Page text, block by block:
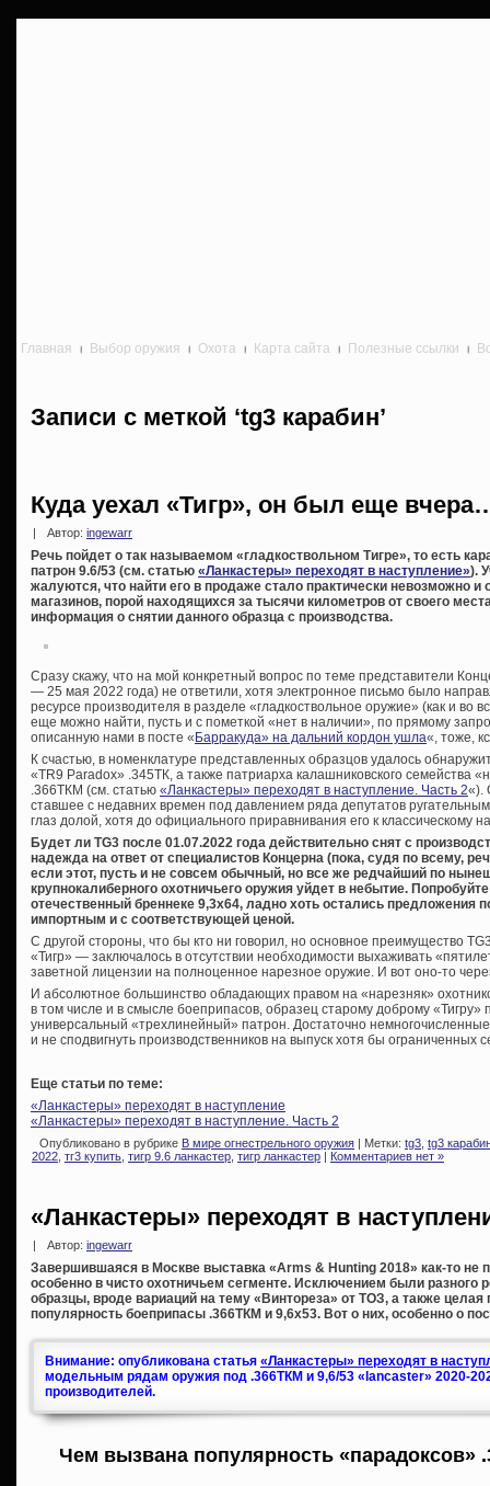
Главная Выбор оружия Охота Карта сайта Полезные ссылки
Записи с меткой ‘tg3 карабин’
Куда уехал «Тигр», он был еще
Автор: ingewarr
Речь пойдет о так называемом «гладкоствольном Тигре», то есть
патрон 9.6/53 (см. статью «Ланкастеры» переходят в наступление»).
жалуются, что найти его в продаже стало практически невозможно
магазинов, порой находящихся за тысячи километров от своего
информация о снятии данного образца с производства.
Сразу скажу, что на мой конкретный вопрос по теме представители
— 25 мая 2022 года) не ответили, хотя электронное письмо было
ресурсе производителя в разделе «гладкоствольное оружие» (как и во
еще можно найти, пусть и с пометкой «нет в наличии», по прямому
описанную нами в посте « Барракуда» на дальний кордон ушла«, тоже,
К счастью, в номенклатуре представленных образцов удалось
«TR9 Paradox» .345ТК, а также патриарха калашниковского семейства
.366ТКМ (см. статью «Ланкастеры» переходят в наступление. Часть 2«).
ставшее с недавних времен под давлением ряда депутатов
глаз долой, хотя до официального приравнивания его к
Будет ли TG3 после 01.07.2022 года действительно снят с
надежда на ответ от специалистов Концерна (пока, судя по всему,
если этот, пусть и не совсем обычный, но все же редчайший по
крупнокалиберного охотничьего оружия уйдет в небытие.
отечественный бреннеке 9,3х64, ладно хоть остались предложения
импортным и с соответствующей ценой.
С другой стороны, что бы кто ни говорил, но основное преимущество
«Тигр» — заключалось в отсутствии необходимости выхаживать
заветной лицензии на полноценное нарезное оружие. И вот оно-то
И абсолютное большинство обладающих правом на «нарезняк»
в том числе и в смысле боеприпасов, образец старому доброму
универсальный «трехлинейный» патрон. Достаточно
и не сподвигнуть производственников на выпуск хотя бы ограниченных
Еще статьи по теме:
«Ланкастеры» переходят в наступление
«Ланкастеры» переходят в наступление. Часть 2
Опубликовано в рубрике В мире огнестрельного оружия | Метки: tg3 tg3
2022 тг3 купить тигр 9.6 ланкастер тигр ланкастер Комментариев нет »
«Ланкастеры» переходят в
| Автор: ingewarr
Завершившаяся в Москве выставка «Arms & Hunting 2018» как-то не
особенно в чисто охотничьем сегменте. Исключением были разного
образцы, вроде вариаций на тему «Винтореза» от ТОЗ, а также
популярность боеприпасы .366ТКМ и 9,6х53. Вот о них, особенно о
Внимание: опубликована статья «Ланкастеры» переходят в
модельным рядам оружия под .366ТКМ и 9,6/53 «lancaster» 2020-
производителей.
Чем вызвана популярность «парадоксов»